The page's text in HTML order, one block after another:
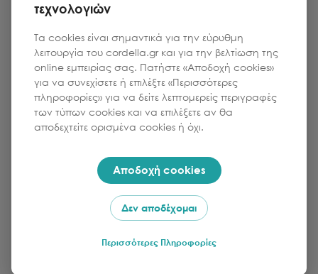
τεχνολογιών
Τα cookies είναι σημαντικά για την εύρυθμη
λειτουργία του cordella.gr και για την βελτίωση της
online εμπειρίας σας. Πατήστε «Αποδοχή cookies»
για να συνεχίσετε ή επιλέξτε «Περισσότερες
πληροφορίες» για να δείτε λεπτομερείς περιγραφές
των τύπων cookies και να επιλέξετε αν θα
αποδεχτείτε ορισμένα cookies ή όχι.
Αποδοχή cookies
Δεν αποδέχομαι
Περισσότερες Πληροφορίες